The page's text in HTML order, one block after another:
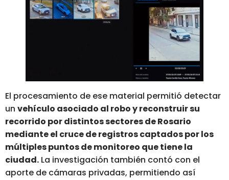
El procesamiento de ese material permitió detectar
un vehículo asociado al robo y reconstruir su
recorrido por distintos sectores de Rosario
mediante el cruce de registros captados por los
múltiples puntos de monitoreo que tiene la
ciudad. La investigación también contó con el
aporte de cámaras privadas, permitiendo así